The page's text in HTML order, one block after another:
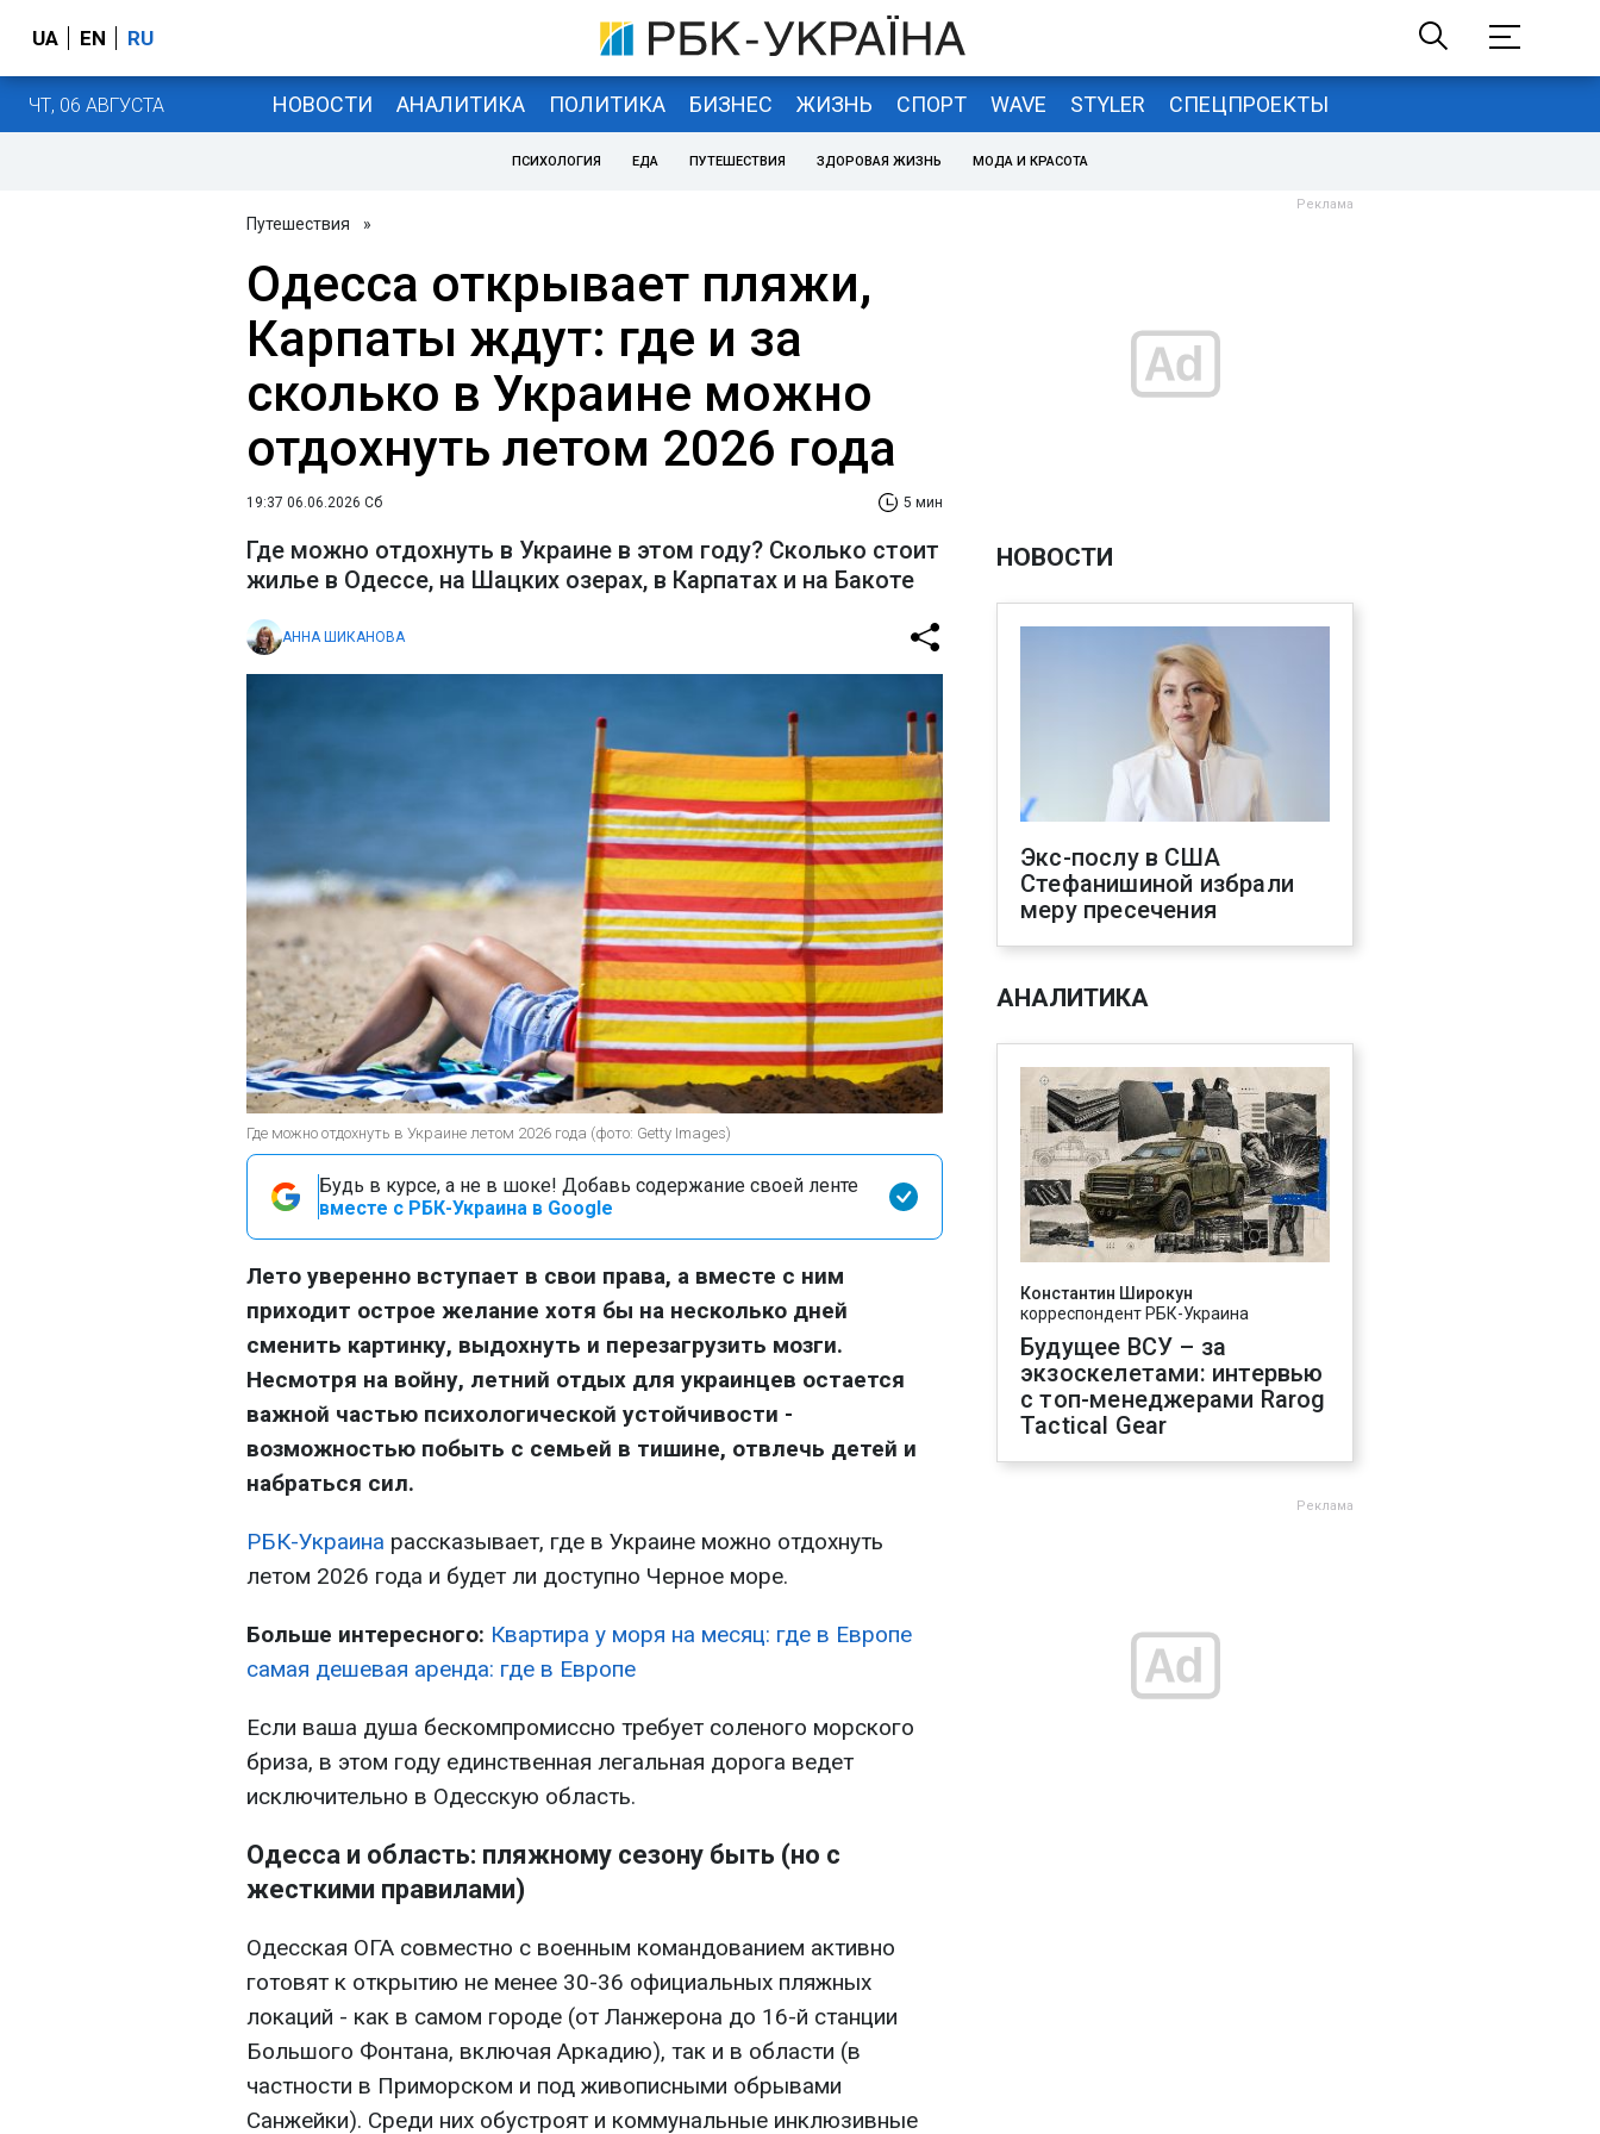
UA EN RU
ЧТ, 06 АВГУСТА НОВОСТИ АНАЛИТИКА ПОЛИТИКА БИЗНЕС ЖИЗНЬ СПОРТ WAVE STYLER СПЕЦПРОЕКТЫ
ПСИХОЛОГИЯ ЕДА ПУТЕШЕСТВИЯ ЗДОРОВАЯ ЖИЗНЬ МОДА И КРАСОТА
Путешествия »
Одесса открывает пляжи,
Карпаты ждут: где и за
сколько в Украине можно
отдохнуть летом 2026 года
19:37 06.06.2026 Сб 5 мин
Где можно отдохнуть в Украине в этом году? Сколько стоит
жилье в Одессе, на Шацких озерах, в Карпатах и на Бакоте
АННА ШИКАНОВА
Где можно отдохнуть в Украине летом 2026 года (фото: Getty Images)
Будь в курсе, а не в шоке! Добавь содержание своей ленте
вместе с РБК-Украина в Google
Лето уверенно вступает в свои права, а вместе с ним
приходит острое желание хотя бы на несколько дней
сменить картинку, выдохнуть и перезагрузить мозги.
Несмотря на войну, летний отдых для украинцев остается
важной частью психологической устойчивости -
возможностью побыть с семьей в тишине, отвлечь детей и
набраться сил.
РБК-Украина рассказывает, где в Украине можно отдохнуть
летом 2026 года и будет ли доступно Черное море.
Больше интересного: Квартира у моря на месяц: где в Европе
самая дешевая аренда: где в Европе
Если ваша душа бескомпромиссно требует соленого морского
бриза, в этом году единственная легальная дорога ведет
исключительно в Одесскую область.
Одесса и область: пляжному сезону быть (но с
жесткими правилами)
Одесская ОГА совместно с военным командованием активно
готовят к открытию не менее 30-36 официальных пляжных
локаций - как в самом городе (от Ланжерона до 16-й станции
Большого Фонтана, включая Аркадию), так и в области (в
частности в Приморском и под живописными обрывами
Санжейки). Среди них обустроят и коммунальные инклюзивные
НОВОСТИ
Экс-послу в США
Стефанишиной избрали
меру пресечения
АНАЛИТИКА
Константин Широкун
корреспондент РБК-Украина
Будущее ВСУ – за
экзоскелетами: интервью
с топ-менеджерами Rarog
Tactical Gear